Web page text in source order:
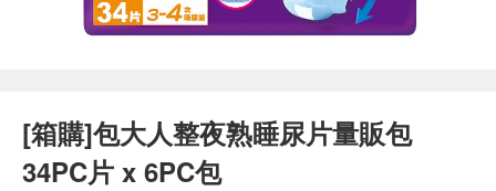
[箱購]包大人整夜熟睡尿片量販包
34PC片 x 6PC包